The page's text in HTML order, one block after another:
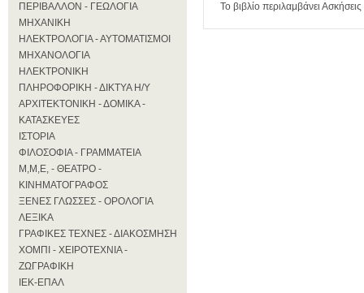
ΠΕΡΙΒΑΛΛΟΝ - ΓΕΩΛΟΓΙΑ
ΜΗΧΑΝΙΚΗ
ΗΛΕΚΤΡΟΛΟΓΙΑ - ΑΥΤΟΜΑΤΙΣΜΟΙ
ΜΗΧΑΝΟΛΟΓΙΑ
ΗΛΕΚΤΡΟΝΙΚΗ
ΠΛΗΡΟΦΟΡΙΚΗ - ΔΙΚΤΥΑ Η/Υ
ΑΡΧΙΤΕΚΤΟΝΙΚΗ - ΔΟΜΙΚΑ -
ΚΑΤΑΣΚΕΥΕΣ
ΙΣΤΟΡΙΑ
ΦΙΛΟΣΟΦΙΑ - ΓΡΑΜΜΑΤΕΙΑ
Μ,Μ,Ε, - ΘΕΑΤΡΟ -
ΚΙΝΗΜΑΤΟΓΡΑΦΟΣ
ΞΕΝΕΣ ΓΛΩΣΣΕΣ - ΟΡΟΛΟΓΙΑ
ΛΕΞΙΚΑ
ΓΡΑΦΙΚΕΣ ΤΕΧΝΕΣ - ΔΙΑΚΟΣΜΗΣΗ
ΧΟΜΠΙ - ΧΕΙΡΟΤΕΧΝΙΑ -
ΖΩΓΡΑΦΙΚΗ
ΙΕΚ-ΕΠΑΛ
Το βιβλίο περιλαμβάνει